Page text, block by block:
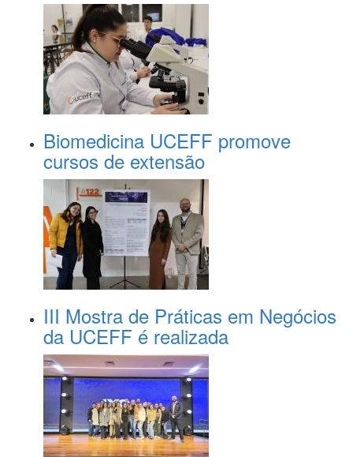
Biomedicina UCEFF promove
cursos de extensão
III Mostra de Práticas em Negócios
da UCEFF é realizada